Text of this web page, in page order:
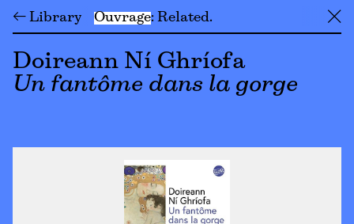
← Library Ouvrage Related ╳
Doireann Ní Ghríofa
Un fantôme dans la gorge